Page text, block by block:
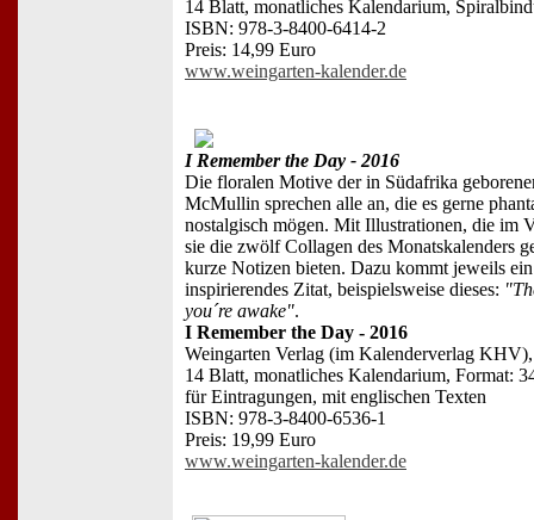
14 Blatt, monatliches Kalendarium,
ISBN: 978-3-8400-6414-2
Preis: 14,99 Euro
www.weingarten-kalender.de
I Remember the Day - 2016
Die floralen Motive der in Südafrika
McMullin sprechen alle an, die es gerne
nostalgisch mögen. Mit Illustrationen, die im
sie die zwölf Collagen des Monatskalenders
kurze Notizen bieten. Dazu kommt jeweils
inspirierendes Zitat, beispielsweise dieses:
you´re awake".
I Remember the Day - 2016
Weingarten Verlag (im Kalenderverlag
14 Blatt, monatliches Kalendarium, Format:
für Eintragungen, mit englischen Texten
ISBN: 978-3-8400-6536-1
Preis: 19,99 Euro
www.weingarten-kalender.de